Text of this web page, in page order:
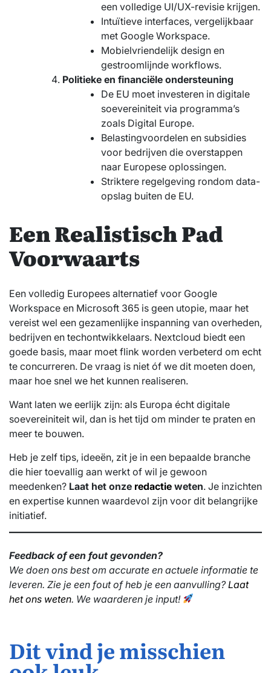
een volledige UI/UX-revisie krijgen.
Intuïtieve interfaces, vergelijkbaar
met Google Workspace.
Mobielvriendelijk design en
gestroomlijnde workflows.
Politieke en financiële ondersteuning
De EU moet investeren in digitale
soevereiniteit via programma’s
zoals Digital Europe.
Belastingvoordelen en subsidies
voor bedrijven die overstappen
naar Europese oplossingen.
Striktere regelgeving rondom data-
opslag buiten de EU.
Een Realistisch Pad
Voorwaarts
Een volledig Europees alternatief voor Google
Workspace en Microsoft 365 is geen utopie, maar het
vereist wel een gezamenlijke inspanning van overheden,
bedrijven en techontwikkelaars. Nextcloud biedt een
goede basis, maar moet flink worden verbeterd om echt
te concurreren. De vraag is niet óf we dit moeten doen,
maar hoe snel we het kunnen realiseren.
Want laten we eerlijk zijn: als Europa écht digitale
soevereiniteit wil, dan is het tijd om minder te praten en
meer te bouwen.
Heb je zelf tips, ideeën, zit je in een bepaalde branche
die hier toevallig aan werkt of wil je gewoon
meedenken? Laat het onze redactie weten. Je inzichten
en expertise kunnen waardevol zijn voor dit belangrijke
initiatief.
Feedback of een fout gevonden?
We doen ons best om accurate en actuele informatie te
leveren. Zie je een fout of heb je een aanvulling?Laat
het ons weten. We waarderen je input!
Dit vind je misschien